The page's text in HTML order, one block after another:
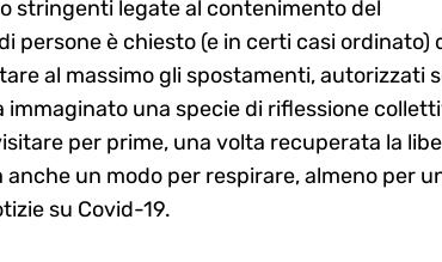
stringenti legate al contenimento del
persone è chiesto (e in certi casi ordinato)
al massimo gli spostamenti, autorizzati
una specie di riflessione
per prime, una volta recuperata la
anche un modo per respirare, almeno per
su Covid-19.